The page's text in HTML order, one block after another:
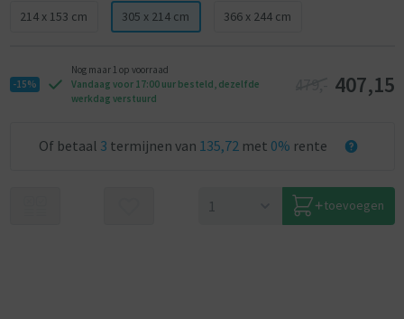
214 x 153 cm
305 x 214 cm 366 x 244 cm
-15%
Nog maar 1 op voorraad
Vandaag voor 17:00 uur besteld, dezelfde
werkdag verstuurd
407,15
Of betaal 3 termijnen van 135,72 met 0% rente
toevoegen